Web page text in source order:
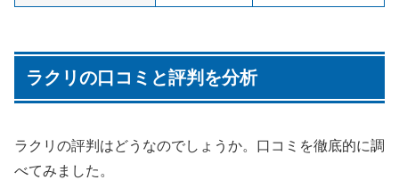
ラクリの口コミと評判を分析
ラクリの評判はどうなのでしょうか。口コミを徹底的に調
べてみました。